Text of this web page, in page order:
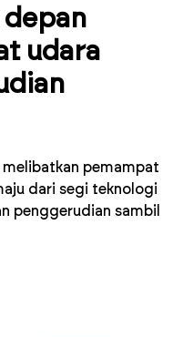
depan
udara
melibatkan pemampat
dari segi teknologi
penggerudian sambil